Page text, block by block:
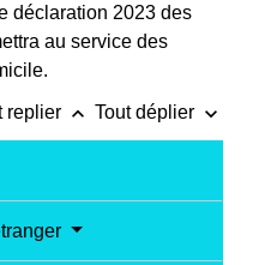
déclaration 2023 des
au service des
replier keyboard_arrow_up Tout déplier keyboard_arrow_down